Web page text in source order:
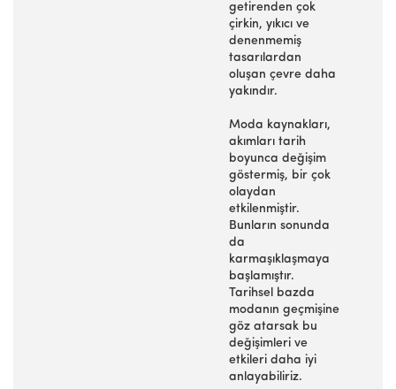
getirenden çok
çirkin, yıkıcı ve
denenmemiş
tasarılardan
oluşan çevre daha
yakındır.
Moda kaynakları,
akımları tarih
boyunca değişim
göstermiş, bir çok
olaydan
etkilenmiştir.
Bunların sonunda
da
karmaşıklaşmaya
başlamıştır.
Tarihsel bazda
modanın geçmişine
göz atarsak bu
değişimleri ve
etkileri daha iyi
anlayabiliriz.